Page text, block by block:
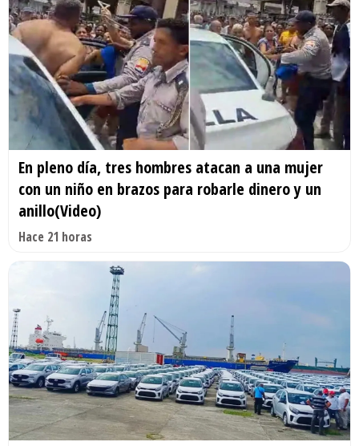
En pleno día, tres hombres atacan a una mujer
con un niño en brazos para robarle dinero y un
anillo(Video)
Hace 21 horas